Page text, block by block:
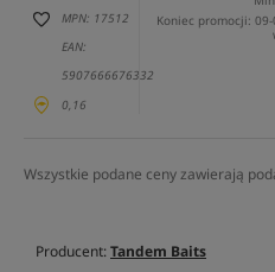
MPN: 17512
EAN:
5907666676332
0,16
Koniec promocji:
Wszystkie podane ceny zawierają
Producent:Tandem Baits